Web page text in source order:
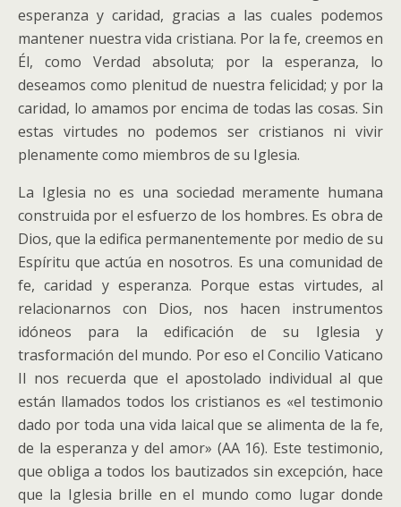
esperanza y caridad, gracias a las cuales podemos
mantener nuestra vida cristiana. Por la fe, creemos en
Él, como Verdad absoluta; por la esperanza, lo
deseamos como plenitud de nuestra felicidad; y por la
caridad, lo amamos por encima de todas las cosas. Sin
estas virtudes no podemos ser cristianos ni vivir
plenamente como miembros de su Iglesia.
La Iglesia no es una sociedad meramente humana
construida por el esfuerzo de los hombres. Es obra de
Dios, que la edifica permanentemente por medio de su
Espíritu que actúa en nosotros. Es una comunidad de
fe, caridad y esperanza. Porque estas virtudes, al
relacionarnos con Dios, nos hacen instrumentos
idóneos para la edificación de su Iglesia y
trasformación del mundo. Por eso el Concilio Vaticano
II nos recuerda que el apostolado individual al que
están llamados todos los cristianos es «el testimonio
dado por toda una vida laical que se alimenta de la fe,
de la esperanza y del amor» (AA 16). Este testimonio,
que obliga a todos los bautizados sin excepción, hace
que la Iglesia brille en el mundo como lugar donde